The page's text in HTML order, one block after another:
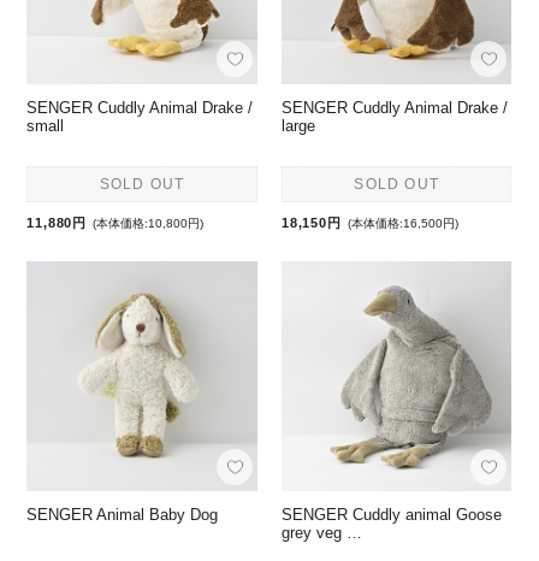
SENGER Cuddly Animal Drake /
small
SOLD OUT
11,880円 (本体価格:10,800円)
SENGER Cuddly Animal Drake /
large
SOLD OUT
18,150円 (本体価格:16,500円)
SENGER Animal Baby Dog
SENGER Cuddly animal Goose
grey veg …